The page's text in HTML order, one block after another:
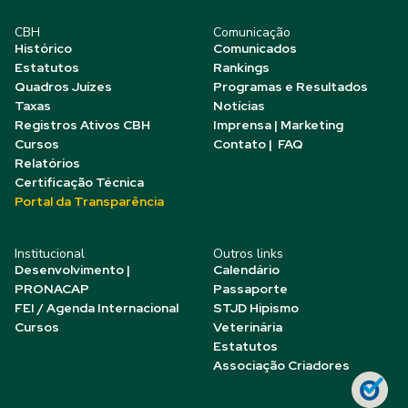
CBH
Histórico
Estatutos
Quadros Juízes
Taxas
Registros Ativos CBH
Cursos
Relatórios
Certificação Técnica
Portal da Transparência
Comunicação
Comunicados
Rankings
Programas e Resultados
Notícias
Imprensa | Marketing
Contato | FAQ
Institucional
Desenvolvimento |
PRONACAP
FEI / Agenda Internacional
Cursos
Outros links
Calendário
Passaporte
STJD Hipismo
Veterinária
Estatutos
Associação Criadores